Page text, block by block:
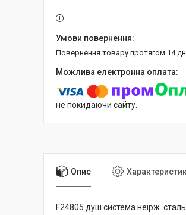
повернення товару протягом 14
не покидаючи сайту.
Опис
F24805 душ.система неірж.